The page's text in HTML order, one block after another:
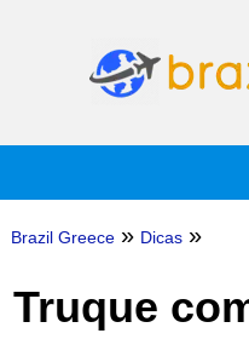
Brazil Greece » Dicas »
Truque